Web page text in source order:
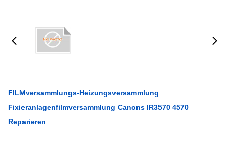
FILMversammlungs-Heizungsversammlung
Fixieranlagenfilmversammlung Canons IR3570 4570
Reparieren